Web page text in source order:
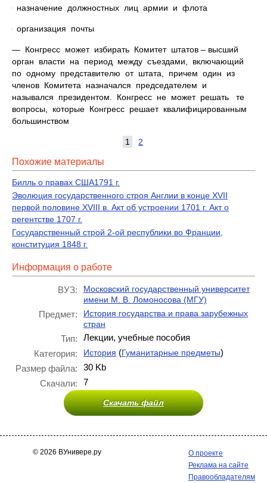
ּ назначение должностных лиц армии и флота
ּ организация почты
— Конгресс может избирать Комитет штатов – высший
орган власти на период между съездами, включающий
по одному представителю от штата, причем один из
членов Комитета назначался председателем и
назывался президентом. Конгресс не может решать те
вопросы, которые Конгресс решает квалифицированным
большинством
1 2
Похожие материалы
Билль о правах США1791 г.
Эволюция государственного строя Англии в конце XVII
первой половине XVIII в. Акт об устроении 1701 г. Акт о
регентстве 1707 г.
Государственный строй 2-ой республики во Франции,
конституция 1848 г.
Информация о работе
ВУЗ:
Московский государственный университет
имени М. В. Ломоносова (МГУ)
Предмет:
История государства и права зарубежных
стран
Тип:
Лекции, учебные пособия
Категория:
История (Гуманитарные предметы)
Размер файла:
30 Kb
Скачали:
7
Скачать файл
© 2026 ВУнивере.ру
О проекте
Реклама на сайте
Правообладателям